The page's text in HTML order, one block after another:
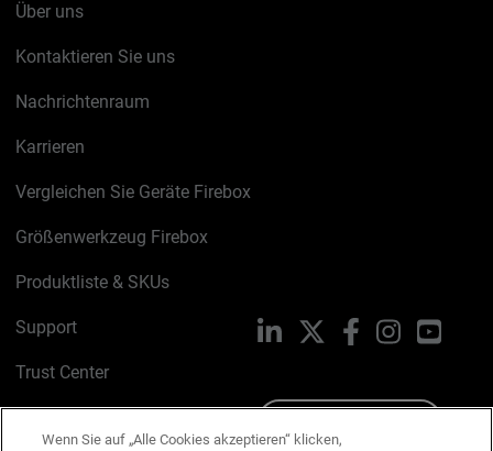
Über uns
Kontaktieren Sie uns
Nachrichtenraum
Karrieren
Vergleichen Sie Geräte Firebox
Größenwerkzeug Firebox
Produktliste & SKUs
Support
Trust Center
LinkedIn FacebookInstagram
Wenn Sie auf „Alle Cookies akzeptieren“ klicken,